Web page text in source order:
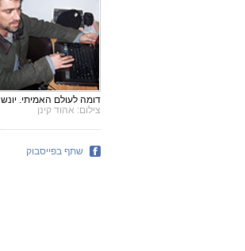
דומה לעולם האמיתי. יונש
צילום: אהוד קינן
שתף בפייסבוק